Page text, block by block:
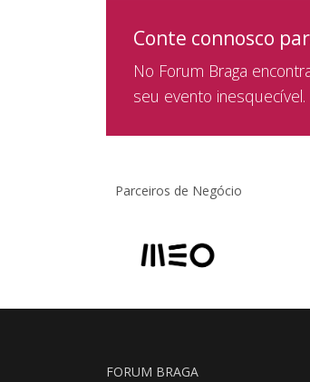
Conte connosco
No Forum Braga
seu evento inesquecível.
Parceiros de Negócio
FORUM BRAGA